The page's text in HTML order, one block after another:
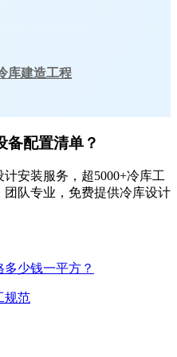
库建造工程
备配置清单？
安装服务，超5000+冷库工
队专业，免费提供冷库设计
少钱一平方？
规范